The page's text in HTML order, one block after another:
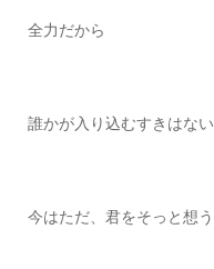
全力だから
誰かが入り込むすきはない
今はただ、君をそっと想う